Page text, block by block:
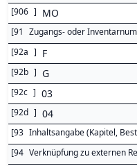
[906 ] MO
[91 Zugangs- oder
[92a ] F
[92b ] G
[92c ] 03
[92d ] 04
[93 Inhaltsangabe (Kapitel,
[94 Verknüpfung zu externen